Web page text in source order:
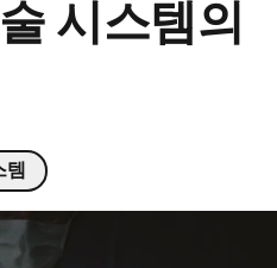
시스템의
템